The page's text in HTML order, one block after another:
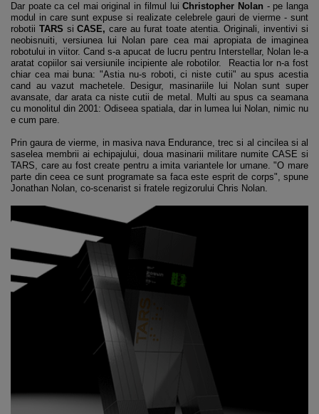
Dar poate ca cel mai original in filmul luiChristopher Nolan - pe langa
modul in care sunt expuse si realizate celebrele gauri de vierme - sunt
robotii TARS siCASE, care au furat toate atentia. Originali, inventivi si
neobisnuiti, versiunea lui Nolan pare cea mai apropiata de imaginea
robotului in viitor. Cand s-a apucat de lucru pentru Interstellar, Nolan le-a
aratat copiilor sai versiunile incipiente ale robotilor. Reactia lor n-a fost
chiar cea mai buna: "Astia nu-s roboti, ci niste cutii" au spus acestia
cand au vazut machetele. Desigur, masinariile lui Nolan sunt super
avansate, dar arata ca niste cutii de metal. Multi au spus ca seamana
cu monolitul din 2001: Odiseea spatiala, dar in lumea lui Nolan, nimic nu
e cum pare.
Prin gaura de vierme, in masiva nava Endurance, trec si al cincilea si al
saselea membrii ai echipajului, doua masinarii militare numite CASE si
TARS, care au fost create pentru a imita variantele lor umane. "O mare
parte din ceea ce sunt programate sa faca este esprit de corps", spune
Jonathan Nolan, co-scenarist si fratele regizorului Chris Nolan.